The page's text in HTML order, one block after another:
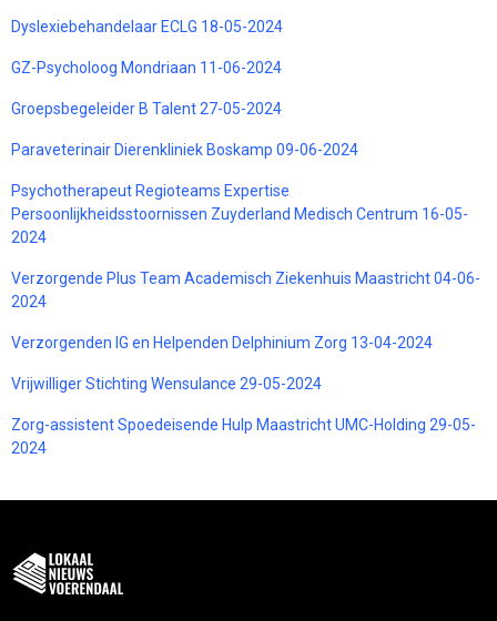
Dyslexiebehandelaar ECLG 18-05-2024
GZ-Psycholoog Mondriaan 11-06-2024
Groepsbegeleider B Talent 27-05-2024
Paraveterinair Dierenkliniek Boskamp 09-06-2024
Psychotherapeut Regioteams Expertise
Persoonlijkheidsstoornissen Zuyderland Medisch Centrum 16-05-
2024
Verzorgende Plus Team Academisch Ziekenhuis Maastricht 04-06-
2024
Verzorgenden IG en Helpenden Delphinium Zorg 13-04-2024
Vrijwilliger Stichting Wensulance 29-05-2024
Zorg-assistent Spoedeisende Hulp Maastricht UMC-Holding 29-05-
2024